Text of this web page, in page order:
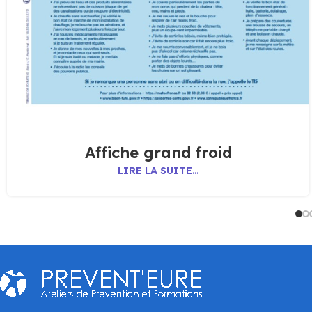
Affiche grand froid
LIRE LA SUITE…